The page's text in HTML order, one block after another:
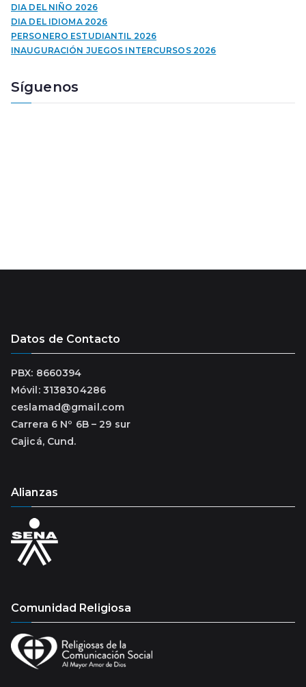
c
t
o
r
a
u
DIA DEL NIÑO 2026
DIA DEL IDIOMA 2026
PERSONERO ESTUDIANTIL 2026
INAUGURACIÓN JUEGOS INTERCURSOS 2026
Síguenos
Datos de Contacto
PBX: 8660394
Móvil: 3138304286
ceslamad@gmail.com
Carrera 6 Nº 6B – 29 sur
Cajicá, Cund.
Alianzas
Comunidad Religiosa